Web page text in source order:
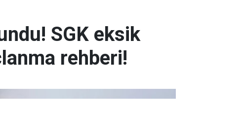
SGK eksik
rehberi!